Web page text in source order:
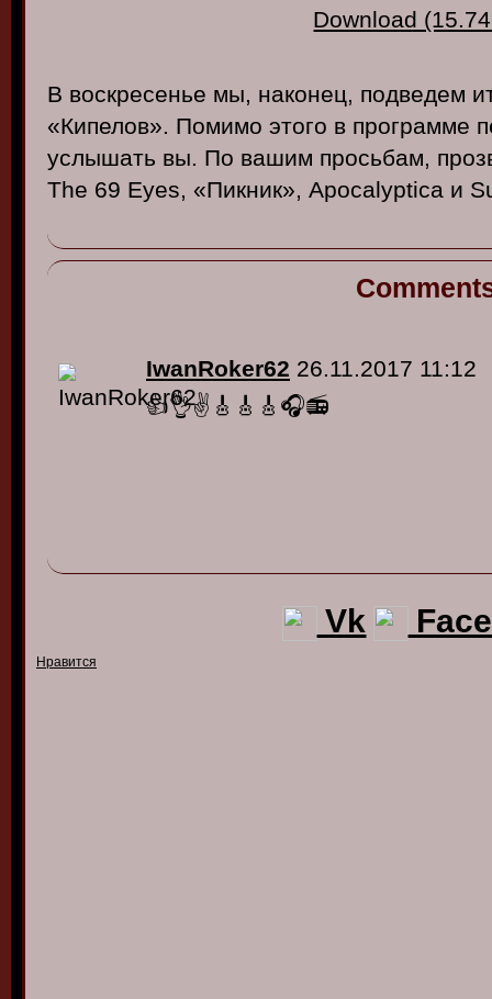
Download
В воскресенье мы, наконец, подведем
«Кипелов». Помимо этого в программе
услышать вы. По вашим просьбам,
The 69 Eyes, «Пикник», Apocalyptica и
IwanRoker62 26.11.2017 11:12
👍👌✌🎸🎸🎸🎧📻
Vk
Нравится